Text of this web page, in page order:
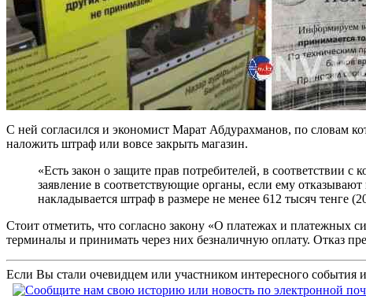
С ней согласился и экономист Марат Абдурахманов, по словам
наложить штраф или вовсе закрыть магазин.
«Есть закон о защите прав потребителей, в соответствии
заявление в соответствующие органы, если ему
накладывается штраф в размере не менее 612 тысяч тенге
Стоит отметить, что согласно закону «О платежах и платежных
терминалы и принимать через них безналичную оплату. Отказ
Если Вы стали очевидцем или участником интересного события